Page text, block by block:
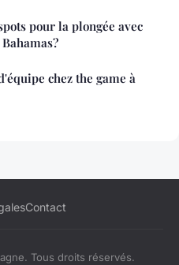
pour la plongée avec
chez the game à
Contact
Tous droits réservés.